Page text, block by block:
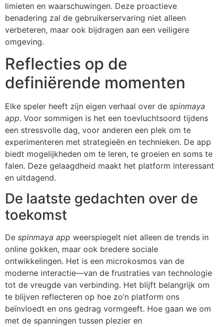
limieten en waarschuwingen. Deze proactieve
benadering zal de gebruikerservaring niet alleen
verbeteren, maar ook bijdragen aan een veiligere
omgeving.
Reflecties op de
definiërende momenten
Elke speler heeft zijn eigen verhaal over de spinmaya
app. Voor sommigen is het een toevluchtsoord tijdens
een stressvolle dag, voor anderen een plek om te
experimenteren met strategieën en technieken. De app
biedt mogelijkheden om te leren, te groeien en soms te
falen. Deze gelaagdheid maakt het platform interessant
en uitdagend.
De laatste gedachten over de
toekomst
De spinmaya app weerspiegelt niet alleen de trends in
online gokken, maar ook bredere sociale
ontwikkelingen. Het is een microkosmos van de
moderne interactie—van de frustraties van technologie
tot de vreugde van verbinding. Het blijft belangrijk om
te blijven reflecteren op hoe zo’n platform ons
beïnvloedt en ons gedrag vormgeeft. Hoe gaan we om
met de spanningen tussen plezier en